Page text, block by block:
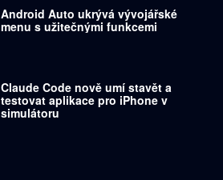
Android Auto ukrývá vývojářské
menu s užitečnými funkcemi
Claude Code nově umí stavět a
testovat aplikace pro iPhone v
simulátoru